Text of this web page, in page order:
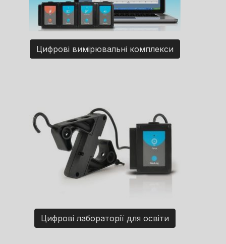
Цифрові вимірювальні комплекси
Цифрові лабораторії для освіти